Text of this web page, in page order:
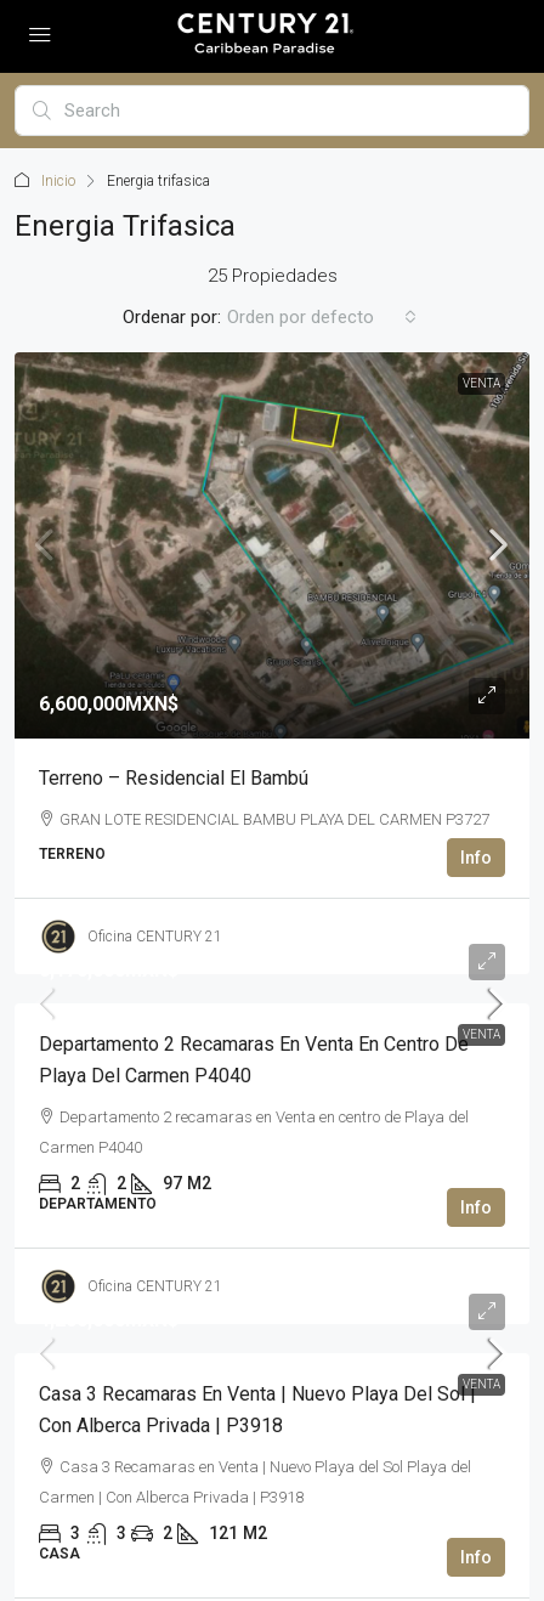
Inicio Energia trifasica
Energia Trifasica
25 Propiedades
Ordenar por: Orden por defecto
VENTA
6,600,000MXN$
Terreno – Residencial El Bambú
GRAN LOTE RESIDENCIAL BAMBU PLAYA DEL CARMEN P3727
TERRENO
Oficina CENTURY 21
VENTA
Departamento 2 Recamaras En Venta En Centro De
Playa Del Carmen P4040
Departamento 2 recamaras en Venta en centro de Playa del
Carmen P4040
2 2 97 M2
DEPARTAMENTO
Oficina CENTURY 21
VENTA
Casa 3 Recamaras En Venta | Nuevo Playa Del Sol |
Con Alberca Privada | P3918
Casa 3 Recamaras en Venta | Nuevo Playa del Sol Playa del
Carmen | Con Alberca Privada | P3918
3 3 2 121 M2
CASA